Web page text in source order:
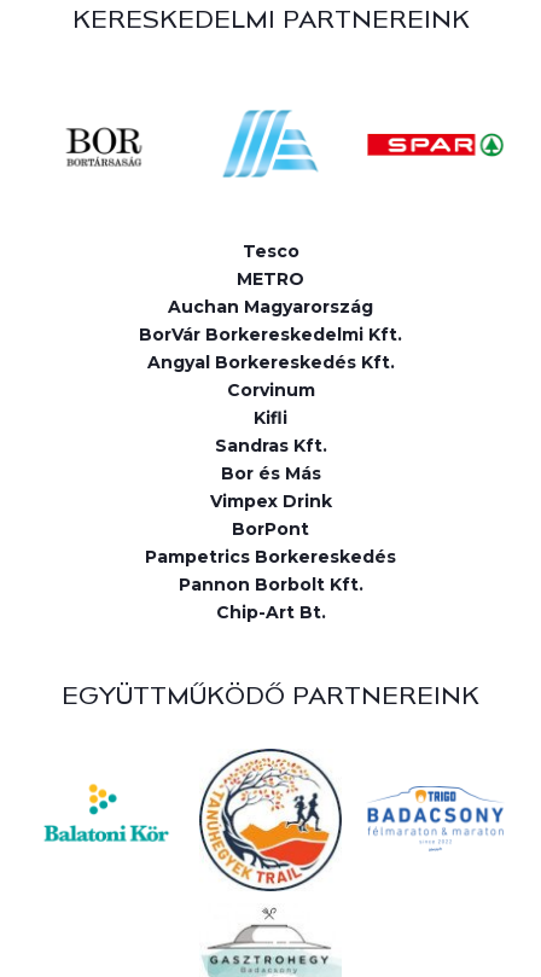
KERESKEDELMI PARTNEREINK
Tesco
METRO
Auchan Magyarország
BorVár Borkereskedelmi Kft.
Angyal Borkereskedés Kft.
Corvinum
Kifli
Sandras Kft.
Bor és Más
Vimpex Drink
BorPont
Pampetrics Borkereskedés
Pannon Borbolt Kft.
Chip-Art Bt.
EGYÜTTMŰKÖDŐ PARTNEREINK